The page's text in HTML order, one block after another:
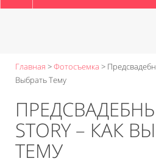
NAVIGATION
Главная >Фотосъемка >
Выбрать Тему
STORY – КАК
ТЕМУ